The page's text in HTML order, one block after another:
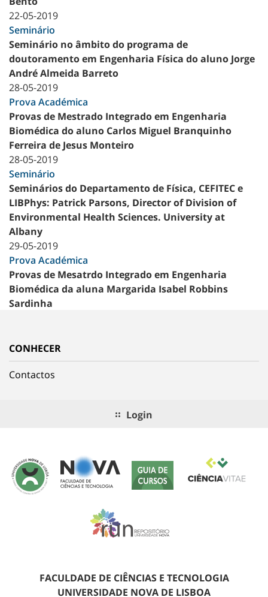
22-05-2019
Seminário
Seminário no âmbito do programa de
doutoramento em Engenharia Física do aluno Jorge
André Almeida Barreto
28-05-2019
Prova Académica
Provas de Mestrado Integrado em Engenharia
Biomédica do aluno Carlos Miguel Branquinho
Ferreira de Jesus Monteiro
28-05-2019
Seminário
Seminários do Departamento de Física, CEFITEC e
LIBPhys: Patrick Parsons, Director of Division of
Environmental Health Sciences. University at
Albany
29-05-2019
Prova Académica
Provas de Mesatrdo Integrado em Engenharia
Biomédica da aluna Margarida Isabel Robbins
Sardinha
CONHECER
Contactos
Login
FACULDADE DE CIÊNCIAS E TECNOLOGIA
UNIVERSIDADE NOVA DE LISBOA